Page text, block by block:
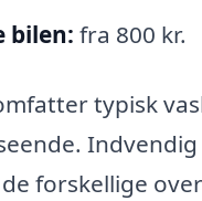
bilen: fra 800 kr.
typisk
forskellige